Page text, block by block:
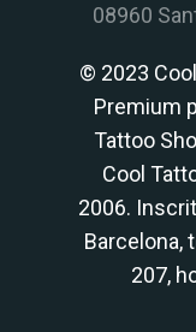
08960
© 2023
Premium
Tattoo
Cool
2006.
Barcelona,
207,